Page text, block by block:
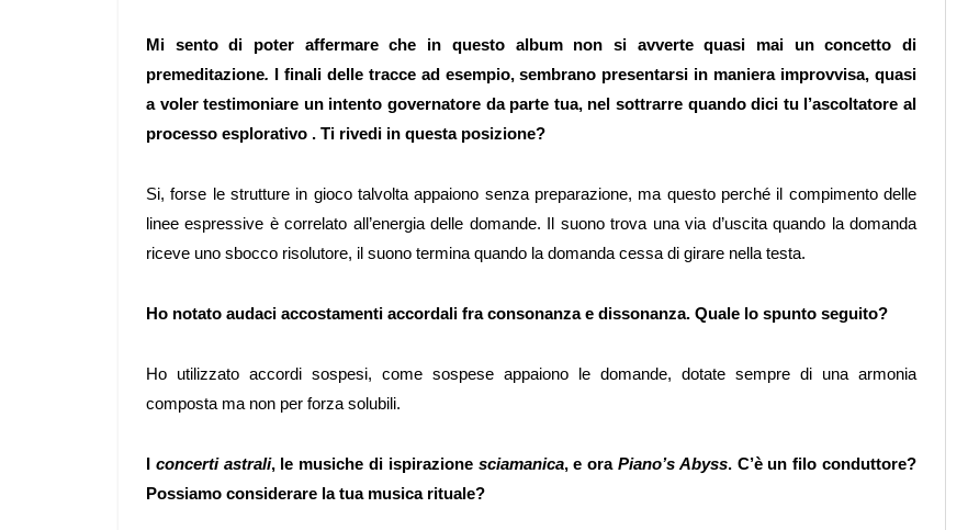
Mi sento di poter affermare che in questo album non si avverte quasi mai un concetto di
premeditazione. I finali delle tracce ad esempio, sembrano presentarsi in maniera improvvisa, quasi
a voler testimoniare un intento governatore da parte tua, nel sottrarre quando dici tu l’ascoltatore al
processo esplorativo . Ti rivedi in questa posizione?
Si, forse le strutture in gioco talvolta appaiono senza preparazione, ma questo perché il compimento delle
linee espressive è correlato all’energia delle domande. Il suono trova una via d’uscita quando la domanda
riceve uno sbocco risolutore, il suono termina quando la domanda cessa di girare nella testa.
Ho notato audaci accostamenti accordali fra consonanza e dissonanza. Quale lo spunto seguito?
Ho utilizzato accordi sospesi, come sospese appaiono le domande, dotate sempre di una armonia
composta ma non per forza solubili.
I concerti astrali, le musiche di ispirazione sciamanica, e oraPiano’s Abyss. C’è un filo conduttore?
Possiamo considerare la tua musica rituale?